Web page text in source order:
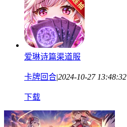
爱琳诗篇渠道服
卡牌回合|2024-10-27 13:48:32
下载